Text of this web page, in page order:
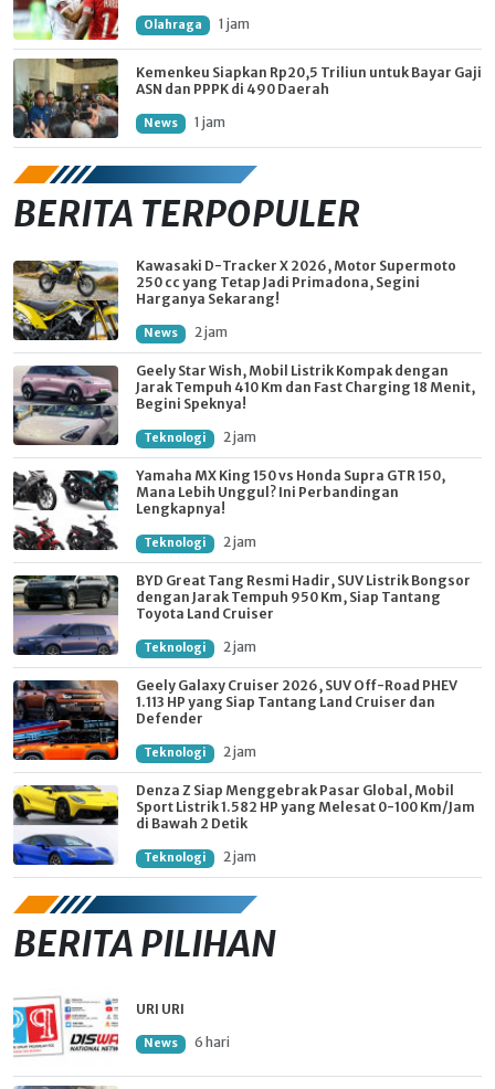
Olahraga 1 jam
Kemenkeu Siapkan Rp20,5 Triliun untuk Bayar Gaji
ASN dan PPPK di 490 Daerah
News 1 jam
BERITA TERPOPULER
Kawasaki D-Tracker X 2026, Motor Supermoto
250 cc yang Tetap Jadi Primadona, Segini
Harganya Sekarang!
News 2 jam
Geely Star Wish, Mobil Listrik Kompak dengan
Jarak Tempuh 410 Km dan Fast Charging 18 Menit,
Begini Speknya!
Teknologi 2 jam
Yamaha MX King 150 vs Honda Supra GTR 150,
Mana Lebih Unggul? Ini Perbandingan
Lengkapnya!
Teknologi 2 jam
BYD Great Tang Resmi Hadir, SUV Listrik Bongsor
dengan Jarak Tempuh 950 Km, Siap Tantang
Toyota Land Cruiser
Teknologi 2 jam
Geely Galaxy Cruiser 2026, SUV Off-Road PHEV
1.113 HP yang Siap Tantang Land Cruiser dan
Defender
Teknologi 2 jam
Denza Z Siap Menggebrak Pasar Global, Mobil
Sport Listrik 1.582 HP yang Melesat 0-100 Km/Jam
di Bawah 2 Detik
Teknologi 2 jam
BERITA PILIHAN
URI URI
News 6 hari